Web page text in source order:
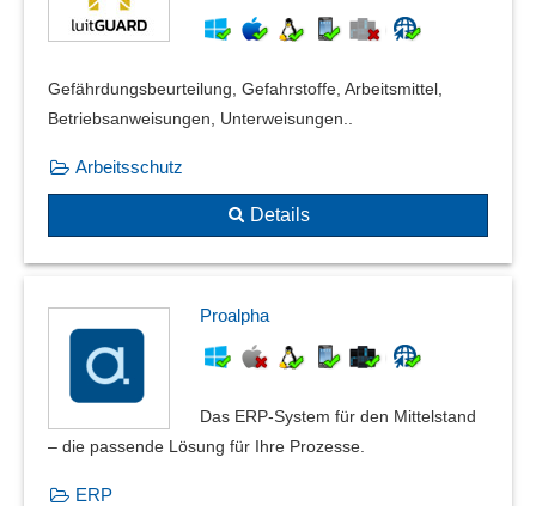
Gefährdungsbeurteilung, Gefahrstoffe, Arbeitsmittel,
Betriebsanweisungen, Unterweisungen..
Arbeitsschutz
Details
Proalpha
Das ERP-System für den Mittelstand
– die passende Lösung für Ihre Prozesse.
ERP